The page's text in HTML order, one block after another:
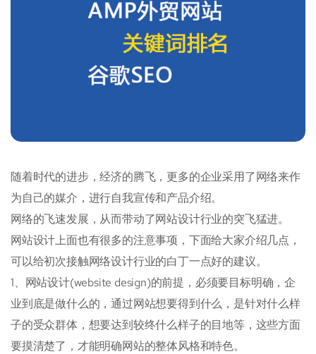
随着时代的进步，经济的腾飞，更多的企业采用了网络来作
为自己的媒介，进行自我宣传和产品介绍。
网络的飞速发展，从而带动了网站设计行业的突飞猛进。
网站设计上面也有很多的注意事项，下面给大家介绍几点，
可以给初次接触网络设计行业的白丁一点好的建议。
1、网站设计(website design)的前提，必须要目标明确，企
业到底是做什么的，通过网站想要得到什么，是针对什么样
子的受众群体，想要达到较终什么样子的目地等，这些方面
要摸清楚了，才能明确网站的整体风格和特色。